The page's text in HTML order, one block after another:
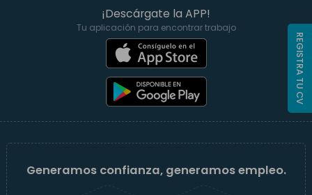
¡Descárgate la APP!
Tu aplicación para encontrar trabajo
Generamos confianza, generamos empleo.
REGISTRA TU CV